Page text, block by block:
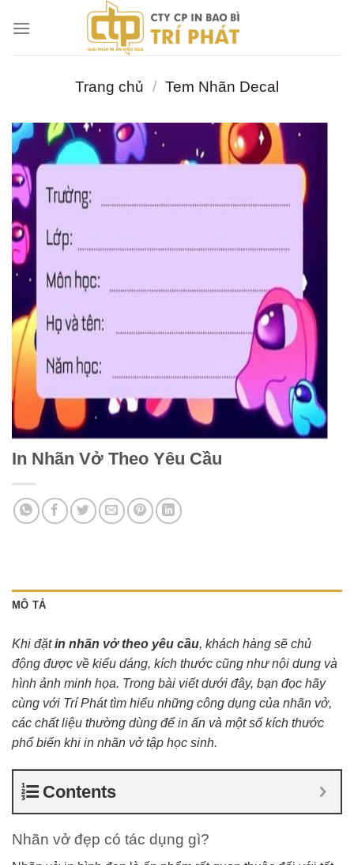
đến
Trang chủ / Tem Nhãn Decal
In Nhãn Vở Theo Yêu Cầu
MÔ TẢ
Khi đặtin nhãn vở theo yêu cầu, khách hàng sẽ chủ
động được về kiểu dáng, kích thước cũng như nội dung và
hình ảnh minh họa. Trong bài viết dưới đây, bạn đọc hãy
cùng với Trí Phát tìm hiểu những công dụng của nhãn vở,
các chất liệu thường dùng để in ấn và một số kích thước
phổ biến khi in nhãn vở tập học sinh.
Contents
Nhãn vở đẹp có tác dụng gì?